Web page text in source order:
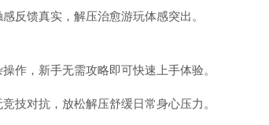
反馈真实，解压治愈游玩体感突出。
作，新手无需攻略即可快速上手体验。
技对抗，放松解压舒缓日常身心压力。